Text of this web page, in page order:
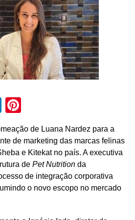
Pacheco,COOda Cheil Brasil.
fortalecer a entrega criativa
de especialidade da agência.
de planejamento, criação
com núcleos dedicados deCRM
, produção de conteúdo,
LinkedIn
Pinterest
de Luana Nardez para a
de marketing das marcas felinas
e Kitekat no país. A executiva
de Pet Nutritionda
de integração corporativa
o novo escopo no mercado